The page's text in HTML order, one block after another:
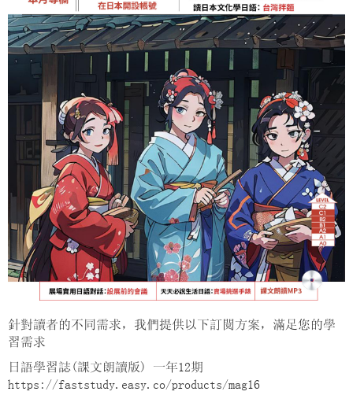
針對讀者的不同需求，我們提供以下訂閱方案，滿足您的學
習需求
日語學習誌(課文朗讀版) 一年12期
https://faststudy.easy.co/products/mag16